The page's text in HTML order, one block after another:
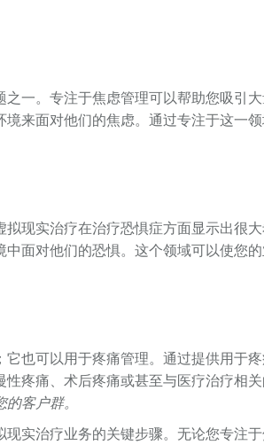
一。专注于焦虑管理可以帮助您吸引
来面对他们的焦虑。通过专注于这一
现实治疗在治疗恐惧症方面显示出很
面对他们的恐惧。这个领域可以使您
也可以用于疼痛管理。通过提供用于
疼痛、术后疼痛或甚至与医疗治疗相关
客户群。
实治疗业务的关键步骤。无论您专注